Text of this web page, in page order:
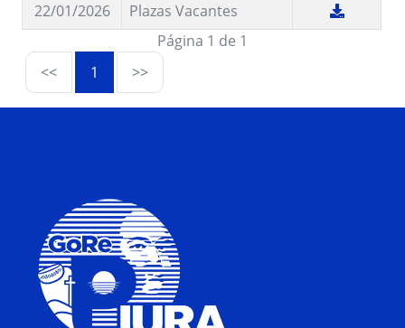
22/01/2026
Plazas Vacantes
Página 1 de 1
<<
1 >>